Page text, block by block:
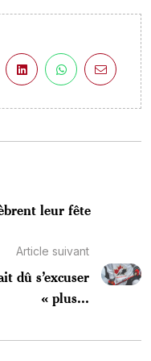
leur fête
Article suivant
dû s’excuser
« plus...